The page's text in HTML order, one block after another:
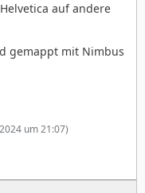
auf andere
gemappt mit Nimbus
um 21:07)